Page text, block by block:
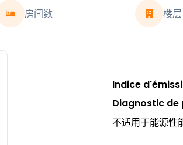
房间数 楼层
Indice
Diagnostic de
不适用于能源性